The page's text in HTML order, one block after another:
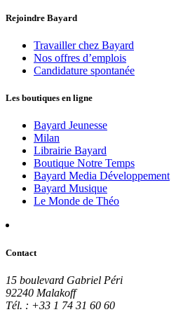
Rejoindre Bayard
Travailler chez Bayard
Nos offres d’emplois
Candidature spontanée
Les boutiques en ligne
Bayard Jeunesse
Milan
Librairie Bayard
Boutique Notre Temps
Bayard Media Développement
Bayard Musique
Le Monde de Théo
Contact
15 boulevard Gabriel Péri
92240 Malakoff
Tél. : +33 1 74 31 60 60